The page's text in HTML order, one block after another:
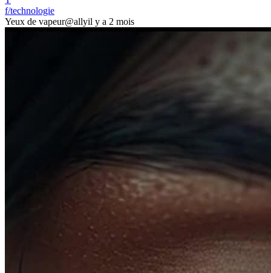
f/technologie
Yeux de vapeur@allyil y a 2 mois